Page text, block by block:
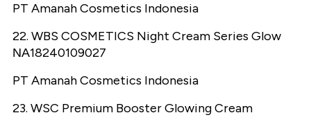
PT Amanah Cosmetics Indonesia
22. WBS COSMETICS Night Cream Series Glow
ΝΑ18240109027
PT Amanah Cosmetics Indonesia
23. WSC Premium Booster Glowing Cream